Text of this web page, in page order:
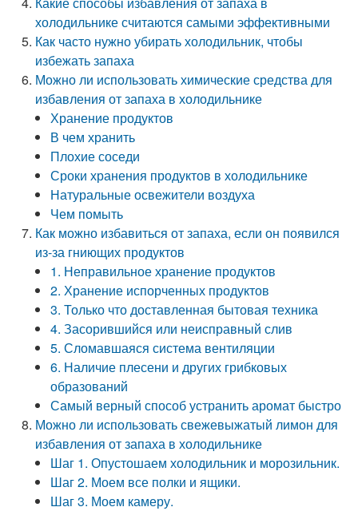
холодильнике считаются самыми эффективными
Как часто нужно убирать холодильник, чтобы
избежать запаха
Можно ли использовать химические средства для
избавления от запаха в холодильнике
Хранение продуктов
В чем хранить
Плохие соседи
Сроки хранения продуктов в холодильнике
Натуральные освежители воздуха
Чем помыть
Как можно избавиться от запаха, если он появился
из-за гниющих продуктов
1. Неправильное хранение продуктов
2. Хранение испорченных продуктов
3. Только что доставленная бытовая техника
4. Засорившийся или неисправный слив
5. Сломавшаяся система вентиляции
6. Наличие плесени и других грибковых
образований
Самый верный способ устранить аромат быстро
Можно ли использовать свежевыжатый лимон для
избавления от запаха в холодильнике
Шаг 1. Опустошаем холодильник и морозильник.
Шаг 2. Моем все полки и ящики.
Шаг 3. Моем камеру.